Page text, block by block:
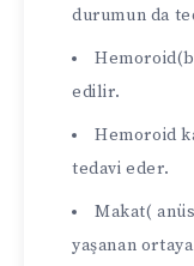
durumun da
edilir.
Hemoroid
tedavi eder.
Makat(
yaşanan